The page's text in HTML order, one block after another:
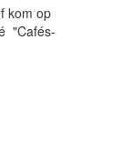
kom op
"Cafés-